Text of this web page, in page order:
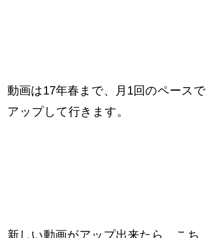
動画は17年春まで、月1回のペースで
アップして行きます。
新しい動画がアップ出来たら、こち